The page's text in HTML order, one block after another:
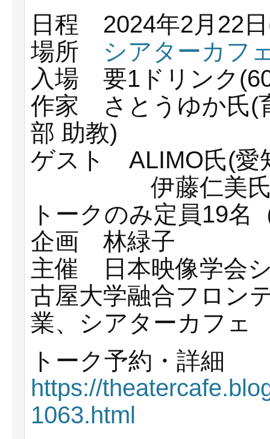
日程 2024年2月22
場所 シアターカフ
入場 要1ドリンク
作家 さとうゆか氏(
部 助教)
ゲスト ALIMO氏(愛
伊藤仁美氏(
トークのみ定員19名
企画 林緑子
主催 日本映像学会
古屋大学融合フロン
業、シアターカフェ
トーク予約・詳細
https://
1063.html